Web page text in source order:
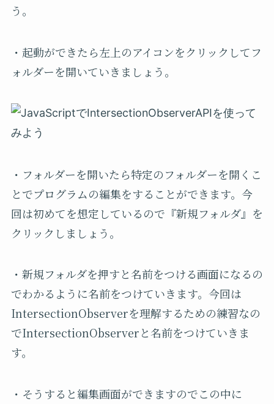
う。
・起動ができたら左上のアイコンをクリックしてフ
ォルダーを開いていきましょう。
・フォルダーを開いたら特定のフォルダーを開くこ
とでプログラムの編集をすることができます。今
回は初めてを想定しているので『新規フォルダ』を
クリックしましょう。
・新規フォルダを押すと名前をつける画面になるの
でわかるように名前をつけていきます。今回は
IntersectionObserverを理解するための練習なの
でIntersectionObserverと名前をつけていきま
す。
・そうすると編集画面ができますのでこの中に